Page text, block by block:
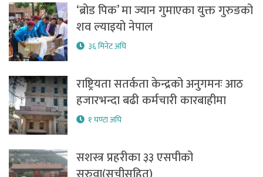
‘ब्रोड पिक’ मा ज्यान गुमाएका युक्त गुरुङको
शव ल्याइयो नेपाल
३६ मिनेट अघि
राष्ट्रियता सतर्कता केन्द्रको अनुगमनः आठ
हजारभन्दा बढी कर्मचारी कारबाहीमा
१ घण्टा अघि
सशस्त्र प्रहरीका ३३ एसपीको